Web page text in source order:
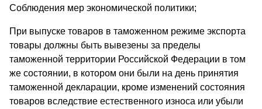
Соблюдения мер экономической политики;
При выпуске товаров в таможенном режиме экспорта
товары должны быть вывезены за пределы
таможенной территории Российской Федерации в том
же состоянии, в котором они были на день принятия
таможенной декларации, кроме изменений состояния
товаров вследствие естественного износа или убыли